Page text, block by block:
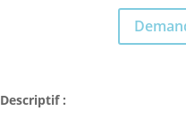
Descriptif :